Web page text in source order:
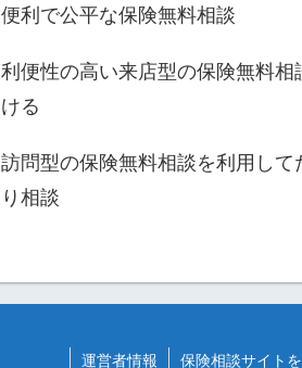
便利で公平な保険無料相談
利便性の高い来店型の保険無料相
ける
訪問型の保険無料相談を利用して
り相談
運営者情報 保険相談サイト